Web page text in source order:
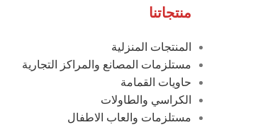
منتجاتنا
المنتجات المنزلية
مستلزمات المصانع والمراكز التجارية
حاويات القمامة
الكراسي والطاولات
مستلزمات والعاب الاطفال